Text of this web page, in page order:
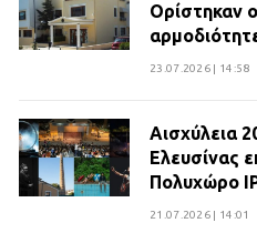
Ορίστηκαν
23.07.2026 | 14:58
Αισχύλεια
Ελευσίνας
Πολυχώρο
21.07.2026 | 14:01